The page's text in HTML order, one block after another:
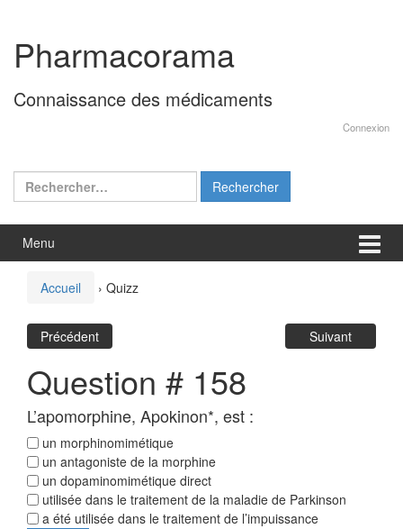
contenu
menu
principal
Pharmacorama
Connaissance des médicaments
Connexion
Rechercher :
Menu
Accueil › Quizz
Précédent Suivant
Question # 158
L’apomorphine, Apokinon*, est :
un morphinomimétique
un antagoniste de la morphine
un dopaminomimétique direct
utilisée dans le traitement de la maladie de Parkinson
a été utilisée dans le traitement de l’impuissance